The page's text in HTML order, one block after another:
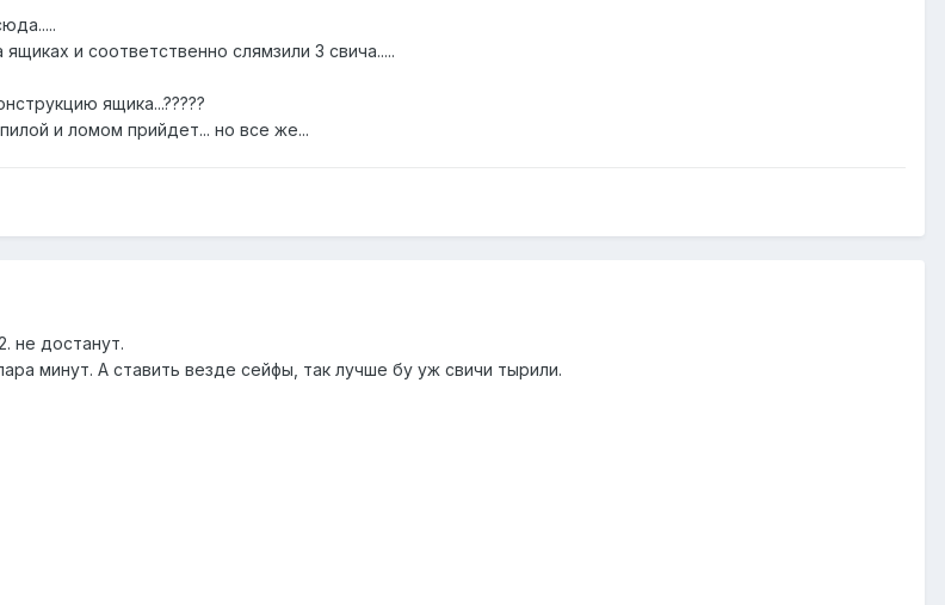
и соответственно слямзили 3 свича.....
ящика...?????
и ломом прийдет... но все же...
не достанут.
минут. А ставить везде сейфы, так лучше бу уж свичи тырили.